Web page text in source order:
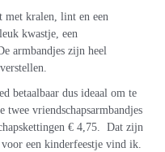
met kralen, lint en een
kwastje, een
armbandjes zijn heel
betaalbaar dus ideaal om te
twee vriendschapsarmbandjes
€ 4,75. Dat zijn
een kinderfeestje vind ik.